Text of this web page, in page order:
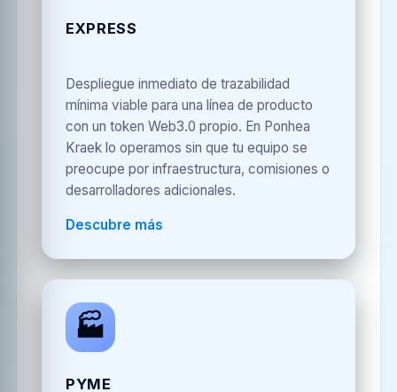
EXPRESS
Despliegue inmediato de trazabilidad
mínima viable para una línea de producto
con un token Web3.0 propio. En Ponhea
Kraek lo operamos sin que tu equipo se
preocupe por infraestructura, comisiones o
desarrolladores adicionales.
Descubre más
🏭
PYME